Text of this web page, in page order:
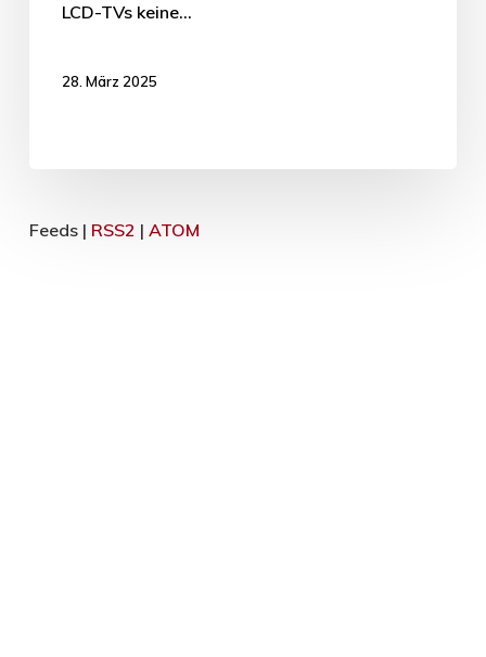
LCD-TVs keine…
28. März 2025
Feeds | RSS2 | ATOM